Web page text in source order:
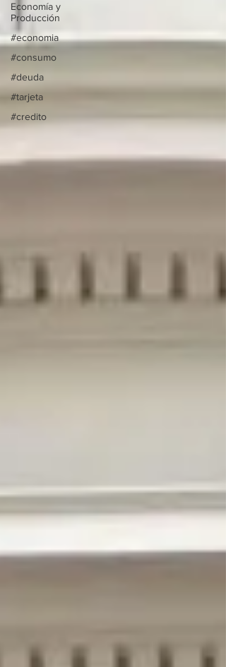
Economía y
Producción
#economia
#consumo
#deuda
#tarjeta
#credito